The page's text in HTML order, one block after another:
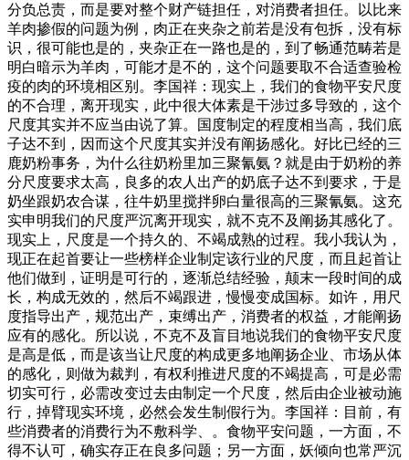
分负总责，而是要对整个财产链担任，对消费者担任。以比来
羊肉掺假的问题为例，肉正在夹杂之前若是没有包拆，没有标
识，很可能也是的，夹杂正在一路也是的，到了畅通范畴若是
明白暗示为羊肉，可能才是不的，这个问题要取不合适查验检
疫的肉的环境相区别。李国祥：现实上，我们的食物平安尺度
的不合理，离开现实，此中很大体素是干涉过多导致的，这个
尺度其实并不应当由说了算。国度制定的程度相当高，我们底
子达不到，因而这个尺度其实并没有阐扬感化。好比已经的三
鹿奶粉事务，为什么往奶粉里加三聚氰氨？就是由于奶粉的养
分尺度要求太高，良多的农人出产的奶底子达不到要求，于是
奶坐跟奶农合谋，往牛奶里搅拌卵白量很高的三聚氰氨。这充
实申明我们的尺度严沉离开现实，就不克不及阐扬其感化了。
现实上，尺度是一个持久的、不竭成熟的过程。我小我认为，
现正在起首要让一些榜样企业制定该行业的尺度，而且起首让
他们做到，证明是可行的，逐渐总结经验，颠末一段时间的成
长，构成无效的，然后不竭跟进，慢慢变成国标。如许，用尺
度指导出产，规范出产，束缚出产，消费者的权益，才能阐扬
应有的感化。所以说，不克不及盲目地说我们的食物平安尺度
是高是低，而是该当让尺度的构成更多地阐扬企业、市场从体
的感化，则做为裁判，有权利推进尺度的不竭提高，可是必需
切实可行，必需改变过去由制定一个尺度，然后由企业被动施
行，掉臂现实环境，必然会发生制假行为。李国祥：目前，有
些消费者的消费行为不敷科学、。食物平安问题，一方面，不
得不认可，确实存正在良多问题；另一方面，妖倾向也常严沉